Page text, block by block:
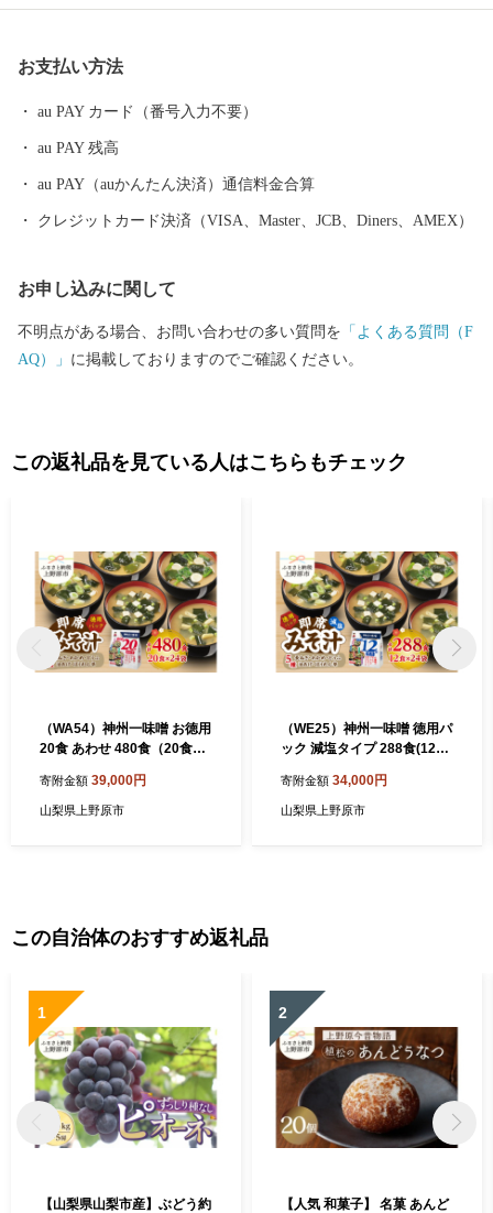
お支払い方法
au PAY カード（番号入力不要）
au PAY 残高
au PAY（auかんたん決済）通信料金合算
クレジットカード決済（VISA、Master、JCB、Diners、AMEX）
お申し込みに関して
不明点がある場合、お問い合わせの多い質問を 「よくある質問（F
AQ）」 に掲載しておりますのでご確認ください。
この返礼品を見ている人はこちらもチェック
（WA54）神州一味噌 お徳用
20食 あわせ 480食（20食×6
インスタント レトルト みそ
汁 スープ 備蓄 非常食 保存食
寄附金額 39,000円
山梨県上野原市
（WE25）神州一味噌 徳用パ
ック 減塩タイプ 288食(12食
インスタント レトルト みそ
汁 スープ 備蓄 非常食 保存食
寄附金額 34,000円
山梨県上野原市
この自治体のおすすめ返礼品
1
【山梨県山梨市産】ぶどう約
2
【人気 和菓子】 名菓 あんど